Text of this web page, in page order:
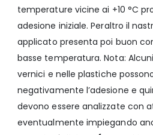
temperature vicine ai +10 °C
adesione iniziale. Peraltro il
applicato presenta poi buon
basse temperatura. Nota:
vernici e nelle plastiche
negativamente l’adesione e
devono essere analizzate con
eventualmente impiegando